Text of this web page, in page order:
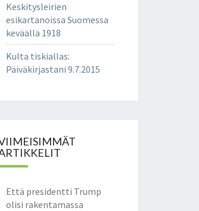
Keskitysleirien
esikartanoissa Suomessa
keväällä 1918
Kulta tiskiallas:
Päiväkirjastani 9.7.2015
Että presidentti Trump
olisi rakentamassa